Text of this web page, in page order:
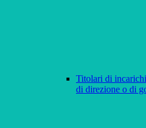
Titolari di
di direzione o di